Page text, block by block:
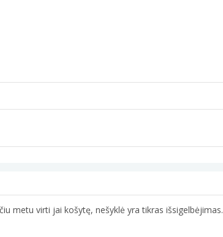
metu virti jai košytę, nešyklė yra tikras išsigelbėjimas.